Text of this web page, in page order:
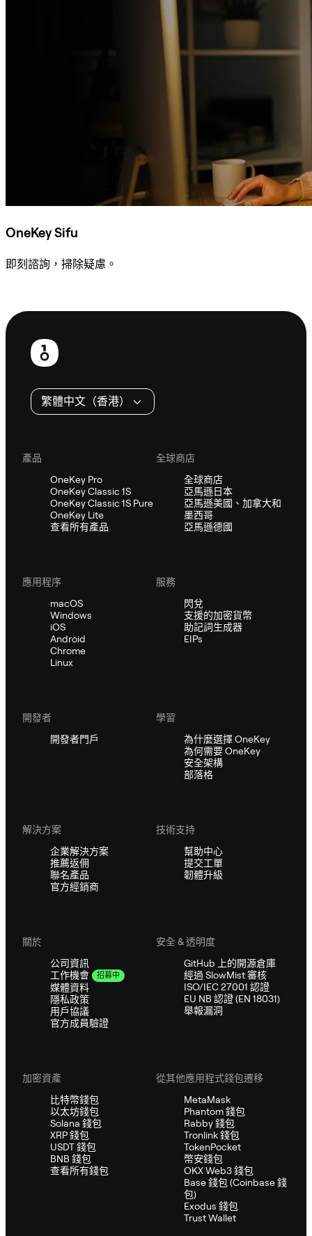
OneKey Sifu
即刻諮詢，掃除疑慮。
頁
繁體中文（香港）
產品
OneKey Pro
OneKey Classic 1S
OneKey Classic 1S Pure
OneKey Lite
查看所有產品
全球商店
全球商店
亞馬遜日本
亞馬遜美國、加拿大和
墨西哥
亞馬遜德國
應用程序
macOS
Windows
iOS
Android
Chrome
Linux
服務
閃兌
支援的加密貨幣
助記詞生成器
EIPs
開發者
開發者門戶
學習
為什麼選擇 OneKey
為何需要 OneKey
安全架構
部落格
解決方案
企業解決方案
推薦返佣
聯名產品
官方經銷商
技術支持
幫助中心
提交工單
韌體升級
關於
公司資訊
工作機會
招募中
媒體資料
隱私政策
用戶協議
官方成員驗證
安全 & 透明度
GitHub 上的開源倉庫
經過 SlowMist 審核
ISO/IEC 27001 認證
EU NB 認證 (EN 18031)
舉報漏洞
加密資產
比特幣錢包
以太坊錢包
Solana 錢包
XRP 錢包
USDT 錢包
BNB 錢包
查看所有錢包
從其他應用程式錢包遷移
MetaMask
Phantom 錢包
Rabby 錢包
Tronlink 錢包
TokenPocket
幣安錢包
OKX Web3 錢包
Base 錢包 (Coinbase 錢
包)
Exodus 錢包
Trust Wallet